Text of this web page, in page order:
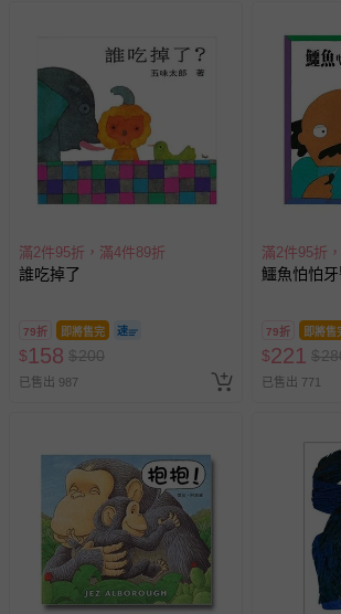
滿2件95折，滿4件89折
誰吃掉了
79折 即將售完
$158 $200
已售出 987
滿2件95折
鱷魚怕怕
79折 即將售
$221 $
已售出 771